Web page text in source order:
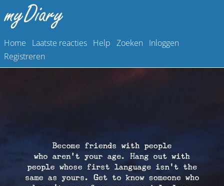
Home Laatste reacties Help Zoeken Inloggen
Registreren